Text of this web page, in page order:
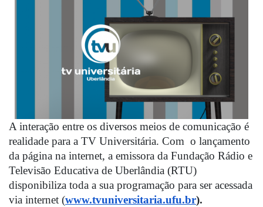
A interação entre os diversos meios de comunicação é
realidade para a TV Universitária. Com  o lançamento
da página na internet, a emissora da Fundação Rádio e
Televisão Educativa de Uberlândia (RTU)
disponibiliza toda a sua programação para ser acessada
via internet (www.tvuniversitaria.ufu.br).